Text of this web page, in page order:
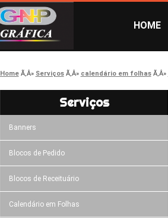
HOME
Home Serviços calendário em folhas
Serviços
Banners
Blocos de Pedido
Blocos de Receituário
Calendário em Folhas